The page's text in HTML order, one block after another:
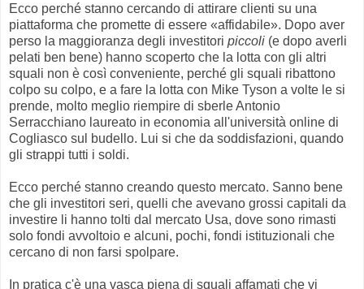
Ecco perché stanno cercando di attirare clienti su una
piattaforma che promette di essere «affidabile». Dopo aver
perso la maggioranza degli investitori piccoli (e dopo averli
pelati ben bene) hanno scoperto che la lotta con gli altri
squali non è così conveniente, perché gli squali ribattono
colpo su colpo, e a fare la lotta con Mike Tyson a volte le si
prende, molto meglio riempire di sberle Antonio
Serracchiano laureato in economia all'università online di
Cogliasco sul budello. Lui si che da soddisfazioni, quando
gli strappi tutti i soldi.
Ecco perché stanno creando questo mercato. Sanno bene
che gli investitori seri, quelli che avevano grossi capitali da
investire li hanno tolti dal mercato Usa, dove sono rimasti
solo fondi avvoltoio e alcuni, pochi, fondi istituzionali che
cercano di non farsi spolpare.
In pratica c'è una vasca piena di squali affamati che vi